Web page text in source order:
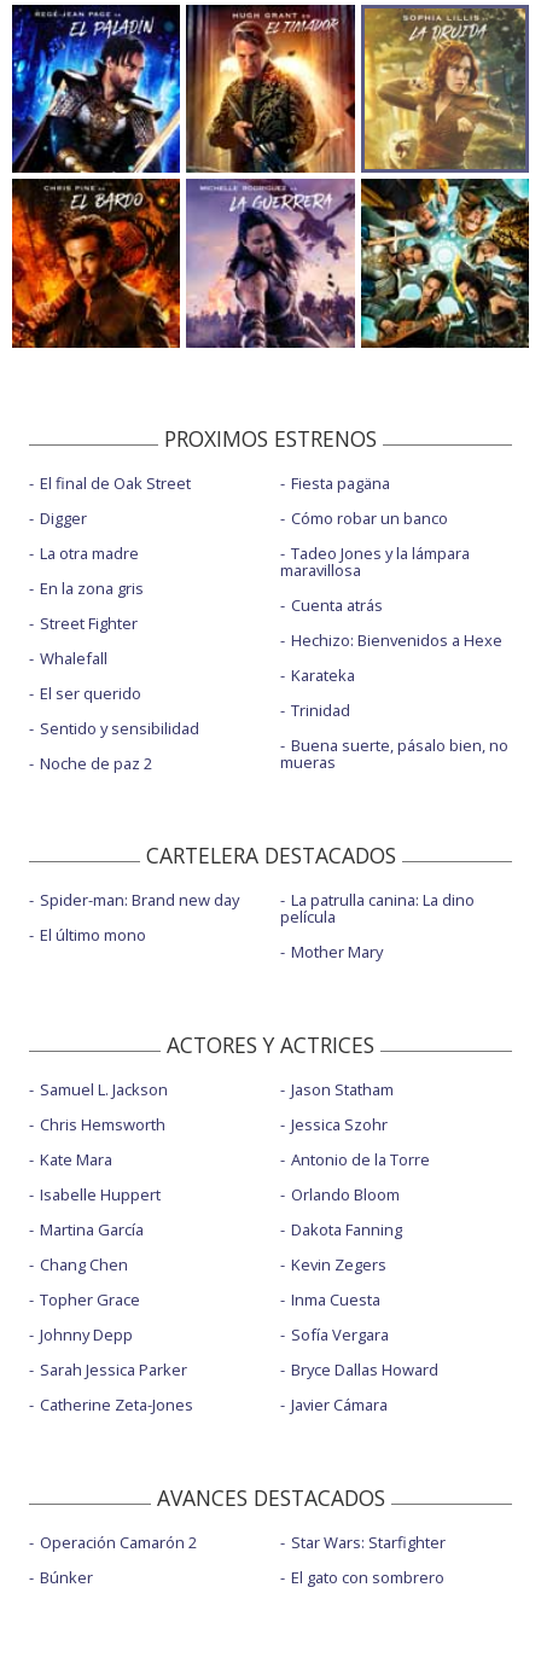
PROXIMOS ESTRENOS
El final de Oak Street
Digger
La otra madre
En la zona gris
Street Fighter
Whalefall
El ser querido
Sentido y sensibilidad
Noche de paz 2
Fiesta pagäna
Cómo robar un banco
Tadeo Jones y la lámpara
maravillosa
Cuenta atrás
Hechizo: Bienvenidos a Hexe
Karateka
Trinidad
Buena suerte, pásalo bien, no
mueras
CARTELERA DESTACADOS
Spider-man: Brand new day
El último mono
La patrulla canina: La dino
película
Mother Mary
ACTORES Y ACTRICES
Samuel L. Jackson
Chris Hemsworth
Kate Mara
Isabelle Huppert
Martina García
Chang Chen
Topher Grace
Johnny Depp
Sarah Jessica Parker
Catherine Zeta-Jones
Jason Statham
Jessica Szohr
Antonio de la Torre
Orlando Bloom
Dakota Fanning
Kevin Zegers
Inma Cuesta
Sofía Vergara
Bryce Dallas Howard
Javier Cámara
AVANCES DESTACADOS
Operación Camarón 2
Búnker
Star Wars: Starfighter
El gato con sombrero